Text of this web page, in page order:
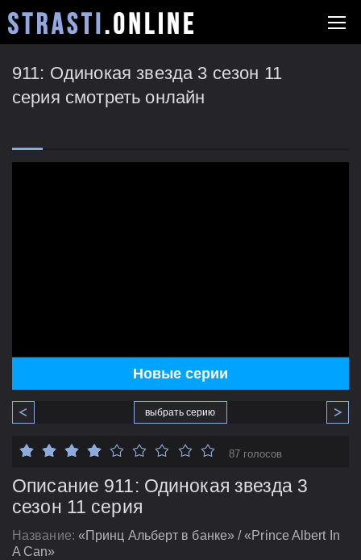
911: Одинокая звезда 3 сезон 11
серия смотреть онлайн
Новые серии
выбрать серию
Описание 911: Одинокая звезда 3
сезон 11 серия
Название: «Принц Альберт в банке» / «Prince Albert In
A Can»
87 голосов